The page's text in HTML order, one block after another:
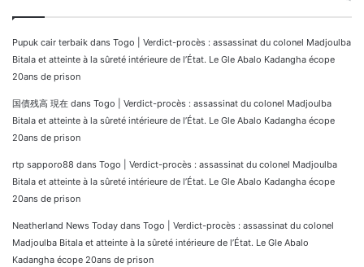
Pupuk cair terbaik dans Togo | Verdict-procès : assassinat du colonel Madjoulba
Bitala et atteinte à la sûreté intérieure de l’État. Le Gle Abalo Kadangha écope
20ans de prison
国債残高 現在 dans Togo | Verdict-procès : assassinat du colonel Madjoulba
Bitala et atteinte à la sûreté intérieure de l’État. Le Gle Abalo Kadangha écope
20ans de prison
rtp sapporo88 dans Togo | Verdict-procès : assassinat du colonel Madjoulba
Bitala et atteinte à la sûreté intérieure de l’État. Le Gle Abalo Kadangha écope
20ans de prison
Neatherland News Today dans Togo | Verdict-procès : assassinat du colonel
Madjoulba Bitala et atteinte à la sûreté intérieure de l’État. Le Gle Abalo
Kadangha écope 20ans de prison